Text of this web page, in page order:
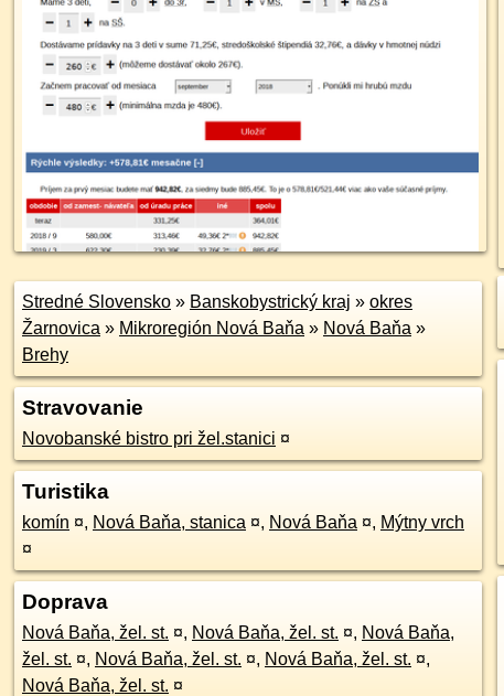
Stredné Slovensko » Banskobystrický kraj » okres
Žarnovica » Mikroregión Nová Baňa » Nová Baňa »
Brehy
Stravovanie
Novobanské bistro pri žel.stanici ¤
Turistika
komín ¤, Nová Baňa, stanica ¤, Nová Baňa ¤, Mýtny vrch
¤
Doprava
Nová Baňa, žel. st. ¤, Nová Baňa, žel. st. ¤, Nová Baňa,
žel. st. ¤, Nová Baňa, žel. st. ¤, Nová Baňa, žel. st. ¤,
Nová Baňa, žel. st. ¤